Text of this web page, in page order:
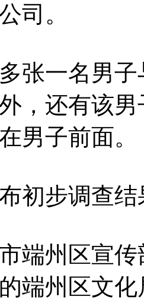
司。
张一名男
，还有该
男子前面。
初步调查结
端州区宣
端州区文